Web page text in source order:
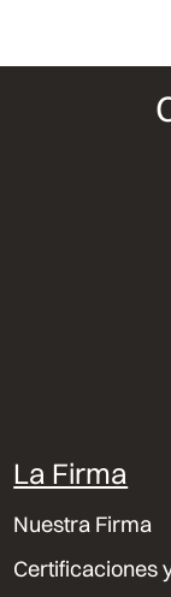
La Firma
Nuestra Firma
Certificaciones